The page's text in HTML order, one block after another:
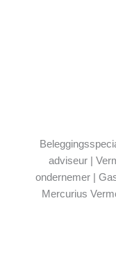
adviseur |
ondernemer |
Mercurius